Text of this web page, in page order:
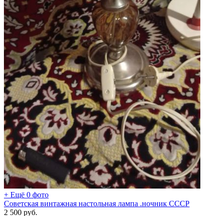
+ Ещё 0 фото
Советская винтажная настольная лампа .ночник СССР
2 500 руб.